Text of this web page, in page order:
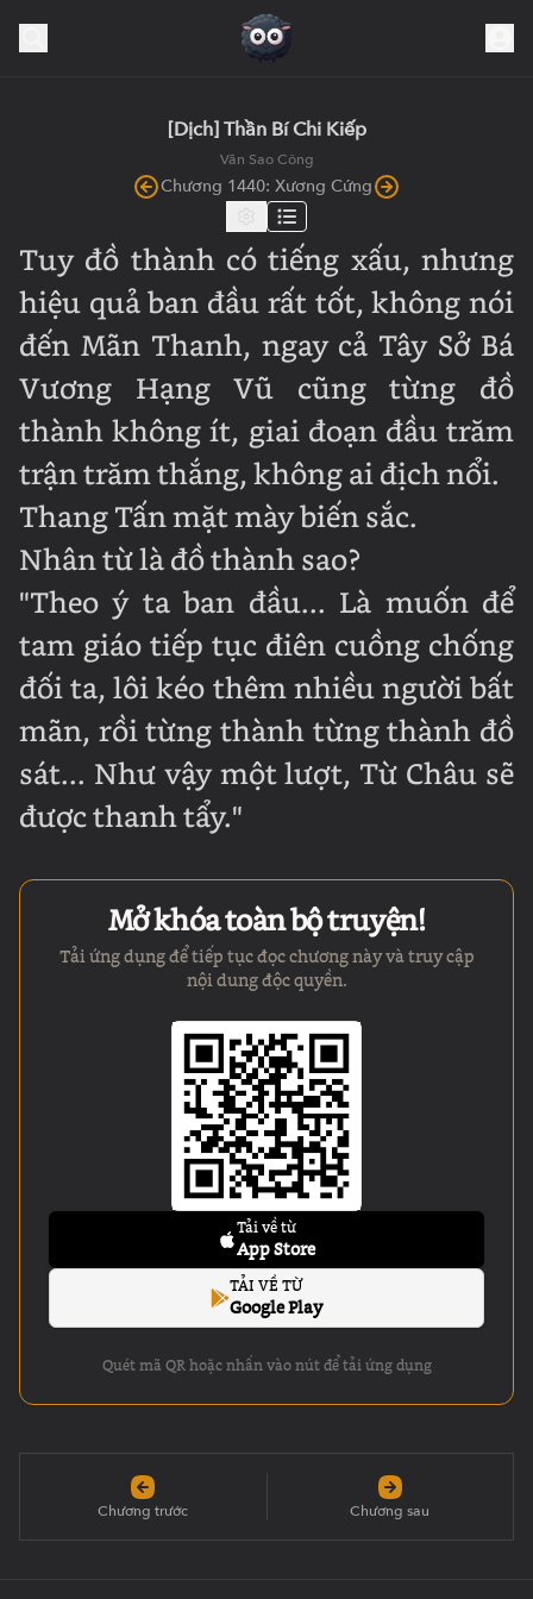
[Dịch] Thần Bí Chi Kiếp
Văn Sao Công
Chương 1440: Xương Cứng
Tuy đồ thành có tiếng xấu, nhưng
hiệu quả ban đầu rất tốt, không nói
đến Mãn Thanh, ngay cả Tây Sở Bá
Vương Hạng Vũ cũng từng đồ
thành không ít, giai đoạn đầu trăm
trận trăm thắng, không ai địch nổi.
Thang Tấn mặt mày biến sắc.
Nhân từ là đồ thành sao?
"Theo ý ta ban đầu... Là muốn để
tam giáo tiếp tục điên cuồng chống
đối ta, lôi kéo thêm nhiều người bất
mãn, rồi từng thành từng thành đồ
sát... Như vậy một lượt, Từ Châu sẽ
được thanh tẩy."
Mở khóa toàn bộ truyện!
Tải ứng dụng để tiếp tục đọc chương này và truy cập
nội dung độc quyền.
Tải về từ
App Store
TẢI VỀ TỪ
Google Play
Quét mã QR hoặc nhấn vào nút để tải ứng dụng
Chương trước Chương sau